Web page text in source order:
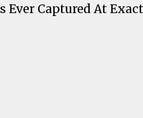
Ever Captured At